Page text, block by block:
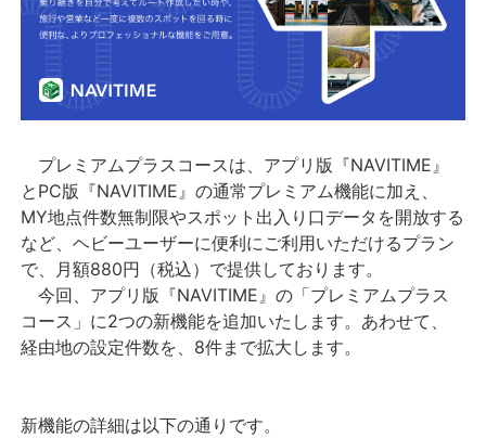
プレミアムプラスコースは、アプリ版『NAVITIME』
とPC版『NAVITIME』の通常プレミアム機能に加え、
MY地点件数無制限やスポット出入り口データを開放する
など、ヘビーユーザーに便利にご利用いただけるプラン
で、月額880円（税込）で提供しております。
今回、アプリ版『NAVITIME』の「プレミアムプラス
コース」に2つの新機能を追加いたします。あわせて、
経由地の設定件数を、8件まで拡大します。
新機能の詳細は以下の通りです。